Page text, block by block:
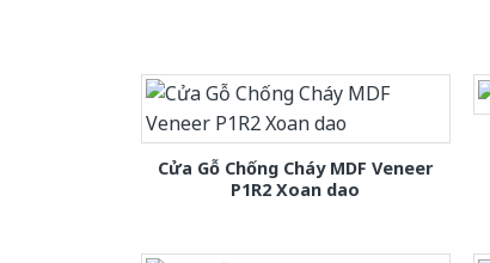
Cửa Gỗ Chống Cháy MDF Veneer
P1R2 Xoan dao